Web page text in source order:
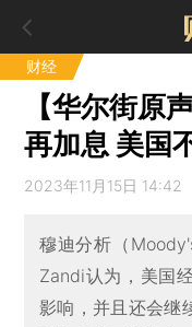
财经
【华尔街原
再加息 美国
2023年11月15日 14:42
穆迪分析（
Zandi认为，美国
影响，并且还会继